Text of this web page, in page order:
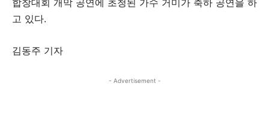
고 있다.
김동주 기자
- Advertisement -